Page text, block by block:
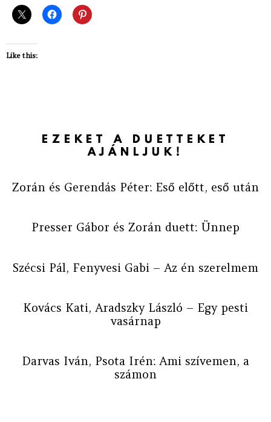
Like this:
EZEKET A DUETTEKET
AJÁNLJUK!
Zorán és Gerendás Péter: Eső előtt, eső után
Presser Gábor és Zorán duett: Ünnep
Szécsi Pál, Fenyvesi Gabi – Az én szerelmem
Kovács Kati, Aradszky László – Egy pesti
vasárnap
Darvas Iván, Psota Irén: Ami szívemen, a
számon